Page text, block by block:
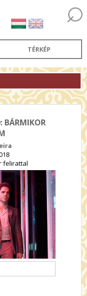
TÉRKÉP
BÁRMIKOR
felirattal